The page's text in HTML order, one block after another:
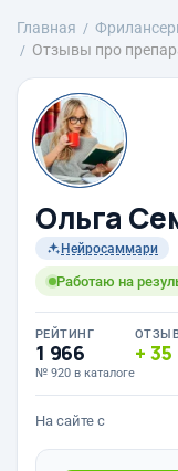
Главная
Отзывы про
Ольга
Нейросаммари
Работаю на
РЕЙТИНГ
1 966
№ 920 в каталоге
35
На сайте с